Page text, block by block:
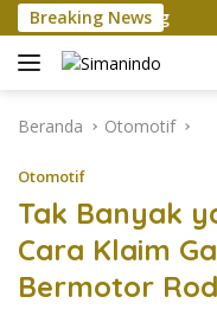
Langsung
ke
konten
Breaking News
Xi Jinping
Beranda Otomotif
Otomotif
Tak Banyak
Cara Klaim
Bermotor